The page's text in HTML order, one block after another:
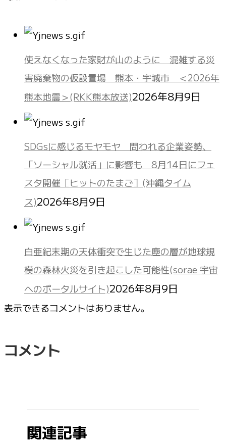
使えなくなった家財が山のように 混雑する災
害廃棄物の仮設置場 熊本・宇城市 ＜2026年
熊本地震＞(RKK熊本放送)2026年8月9日
SDGsに感じるモヤモヤ 問われる企業姿勢、
「ソーシャル就活」に影響も 8月14日にフェ
スタ開催［ヒットのたまご］(沖縄タイム
ス)2026年8月9日
白亜紀末期の天体衝突で生じた塵の層が地球規
模の森林火災を引き起こした可能性(sorae 宇宙
へのポータルサイト)2026年8月9日
表示できるコメントはありません。
コメント
関連記事